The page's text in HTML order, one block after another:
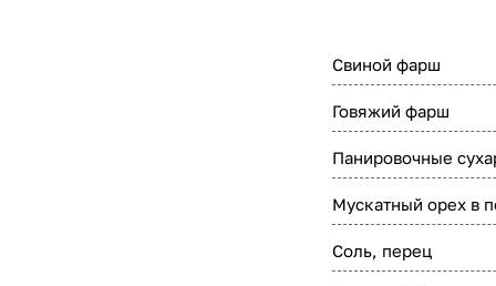
Свиной фарш
Говяжий фарш
Панировочные
Мускатный орех в
Соль, перец